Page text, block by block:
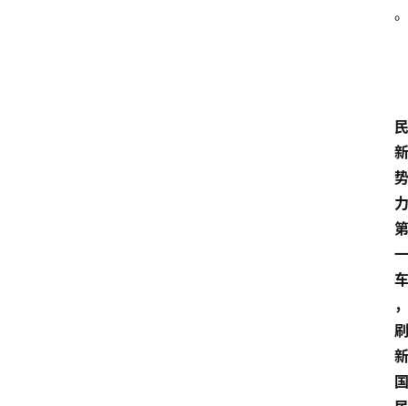
。
民
新
势
力
第
一
车
，
刷
新
国